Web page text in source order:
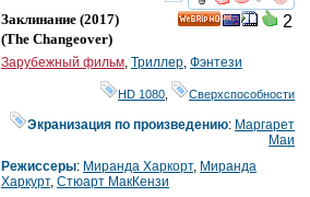
смотреть
2
Заклинание (2017)
(The Changeover)
Зарубежный фильм, Триллер, Фэнтези
HD 1080 Сверхспособности
Экранизация по произведению: Маргарет
Маи
Режиссеры: Миранда Харкорт, Миранда
Харкурт, Стюарт МакКензи